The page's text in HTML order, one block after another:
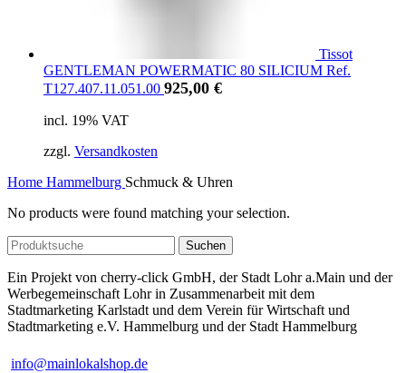
Tissot
GENTLEMAN POWERMATIC 80 SILICIUM Ref.
T127.407.11.051.00 925,00 €
incl. 19% VAT
zzgl. Versandkosten
Home Hammelburg Schmuck & Uhren
No products were found matching your selection.
Suchen
Ein Projekt von cherry-click GmbH, der Stadt Lohr a.Main und der
Werbegemeinschaft Lohr in Zusammenarbeit mit dem
Stadtmarketing Karlstadt und dem Verein für Wirtschaft und
Stadtmarketing e.V. Hammelburg und der Stadt Hammelburg
info@mainlokalshop.de